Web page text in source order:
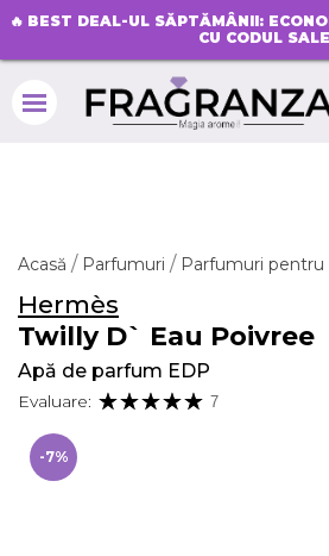
🔥 BEST DEAL-UL SĂPTĂMÂNII:
CU CODUL
Acasă Parfumuri Parfumuri
Hermès
Twilly D` Eau Poivree
Apă de parfum EDP
Evaluare: 7
-7%